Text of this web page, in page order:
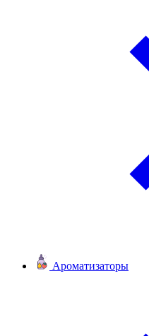
Ароматизаторы